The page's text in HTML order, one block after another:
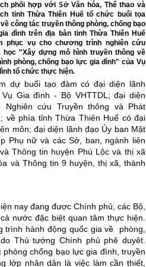
phối hợp với Sở Văn hóa, Thể thao và
tỉnh Thừa Thiên Huế tổ chức buổi tọa
công tác truyền thông phòng, chống bạo
đình trên địa bàn tỉnh Thừa Thiên Huế
phục vụ cho chương trình nghiên cứu
học "Xây dựng mô hình truyền thông về
phòng, chống bạo lực gia đình" của Vụ
tổ chức thực hiện.
dự buổi tạo đàm có đại diện lãnh
Vụ Gia đình - Bộ VHTTDL; đại diện
Nghiên cứu Truyền thông và Phát
về phía tỉnh Thừa Thiên Huế có đại
môn; đại diện lãnh đạo Ủy ban Mặt
Phụ nữ và các Sở, ban, ngành liên
Thông tin huyện Phú Lộc và thị xã
và Thông tin 9 huyện, thị xã, thành
nay đang được Chính phủ, các Bộ,
nước đặc biệt quan tâm thực hiện.
hành động quốc gia về phòng,
Thủ tướng Chính phủ phê duyêt.
chống bạo lực gia đình, truyền
lớp nhân dân là việc làm cần thiết,